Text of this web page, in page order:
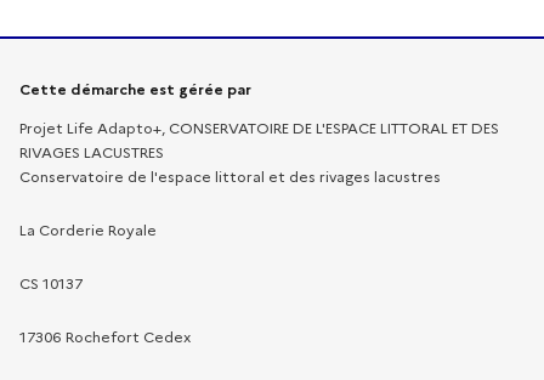
Informations sur la démarche
Cette démarche est gérée par
Projet Life Adapto+, CONSERVATOIRE DE L'ESPACE LITTORAL ET DES
RIVAGES LACUSTRES
Conservatoire de l'espace littoral et des rivages lacustres
La Corderie Royale
CS 10137
17306 Rochefort Cedex